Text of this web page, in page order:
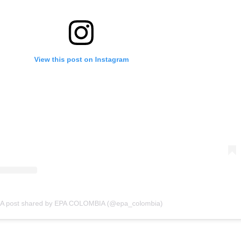
View this post on Instagram
A post shared by EPA COLOMBIA (@epa_colombia)